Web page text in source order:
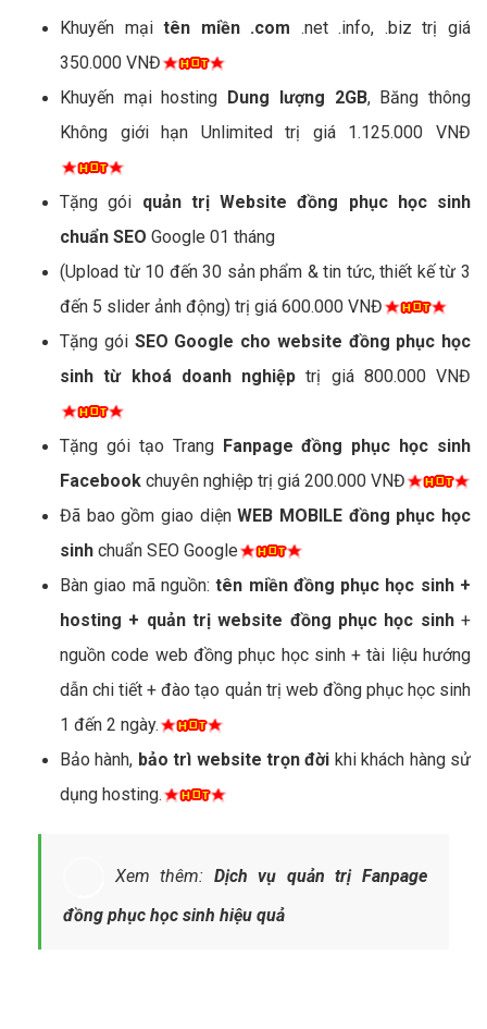
Khuyến mạitên miền .com .net .info, .biz trị giá
350.000 VNĐ
Khuyến mại hosting Dung lượng 2GB, Băng thông
Không giới hạn Unlimited trị giá 1.125.000 VNĐ
Tặng gói quản trị Website đồng phục học sinh
chuẩn SEO Google 01 tháng
(Upload từ 10 đến 30 sản phẩm & tin tức, thiết kế từ 3
đến 5 slider ảnh động) trị giá 600.000 VNĐ
Tặng gói SEO Google cho website đồng phục học
sinh từ khoá doanh nghiệp trị giá 800.000 VNĐ
Tặng gói tạo Trang Fanpage đồng phục học sinh
Facebook chuyên nghiệp trị giá 200.000 VNĐ
Đã bao gồm giao diệnWEB MOBILE đồng phục học
sinh chuẩn SEO Google
Bàn giao mã nguồn:tên miền đồng phục học sinh +
hosting + quản trị website đồng phục học sinh+
nguồn code web đồng phục học sinh + tài liệu hướng
dẫn chi tiết + đào tạo quản trị web đồng phục học sinh
1 đến 2 ngày.
Bảo hành, bảo trì website trọn đời khi khách hàng sử
dụng hosting.
Xem thêm: Dịch vụ quản trị Fanpage
đồng phục học sinh hiệu quả